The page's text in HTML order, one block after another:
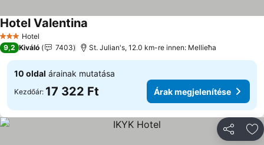
3 Kategória
Hotel
Hotel Valentina
9,2 Kiváló 7403 St. Julian's, 12.0 km-re innen: Mellieħa
10 oldal árainak mutatása
Kezdőár: 17 322 Ft Árak megjelenítése